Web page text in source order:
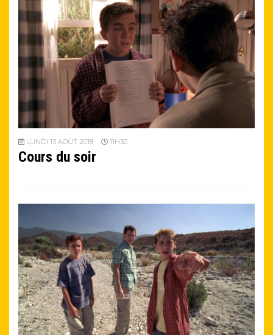
LUNDI 13 AOÛT 2018 11H30
Cours du soir